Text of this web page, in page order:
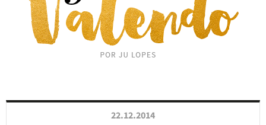
22.12.2014